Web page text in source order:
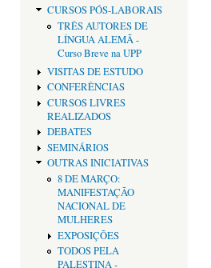
CURSOS PÓS-LABORAIS
TRÊS AUTORES DE
LÍNGUA ALEMÃ -
Curso Breve na UPP
VISITAS DE ESTUDO
CONFERÊNCIAS
CURSOS LIVRES
REALIZADOS
DEBATES
SEMINÁRIOS
OUTRAS INICIATIVAS
8 DE MARÇO:
MANIFESTAÇÃO
NACIONAL DE
MULHERES
EXPOSIÇÕES
TODOS PELA
PALESTINA -